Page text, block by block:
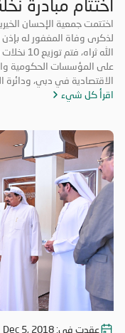
اختتام مبادرة
اختتمت جمعية الإحسان
لذكرى وفاة المغفور له
على المؤسسات الحكومية
الاقتصادية في دبي، ودائرة
وموظفي الشرطة
الأساسي، وفريق الإحسان
اقرأ كل شيء
عقدت في: Dec 5, 2018